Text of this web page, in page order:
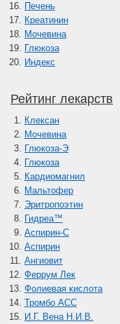
Печень
Креатинин
Мочевина
Глюкоза
Индекс
Рейтинг лекарств
Клексан
Мочевина
Глюкоза-Э
Глюкоза
Кардиомагнил
Мальтофер
Эритропоэтин
Гидреа™
Аспирин-C
Аспирин
Ангиовит
Феррум Лек
Фолиевая кислота
Тромбо АСС
И.Г. Вена Н.И.В.